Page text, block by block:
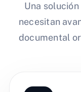
Una
necesitan
documental